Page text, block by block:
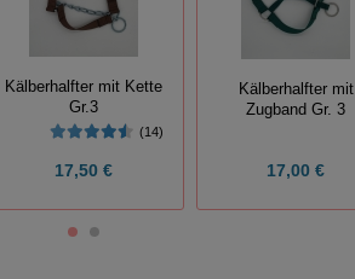
Kälberhalfter mit Kette
Gr.3
(14)
17,50 €
Kälberhalfter mit
Zugband Gr. 3
17,00 €